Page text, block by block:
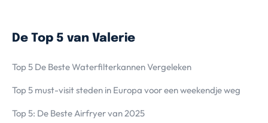
De Top 5 van Valerie
Top 5 De Beste Waterfilterkannen Vergeleken
Top 5 must-visit steden in Europa voor een weekendje weg
Top 5: De Beste Airfryer van 2025